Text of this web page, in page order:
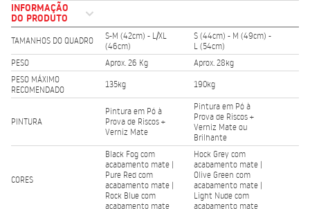
INFORMAÇÃO
DO PRODUTO
TAMANHOS DO QUADRO
S-M (42cm) - L/XL
(46cm)
S (44cm) - M (49cm) -
L (54cm)
PESO
Aprox. 26 Kg
Aprox. 28kg
PESO MÁXIMO
RECOMENDADO
135kg 190kg
PINTURA
Pintura em Pó à
Prova de Riscos +
Verniz Mate
Pintura em Pó à
Prova de Riscos +
Verniz Mate ou
Brilhante
CORES
Black Fog com
acabamento mate |
Pure Red com
acabamento mate |
Rock Blue com
acabamento mate
Hock Grey com
acabamento mate |
Olive Green com
acabamento mate |
Light Nude com
acabamento mate